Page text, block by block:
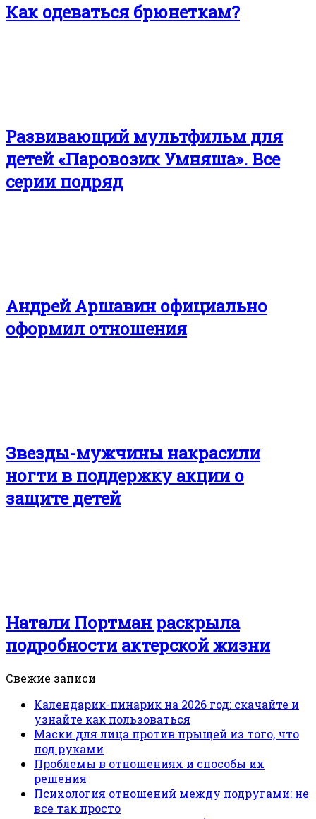
Как одеваться брюнеткам?
Развивающий мультфильм для
детей «Паровозик Умняша». Все
серии подряд
Андрей Аршавин официально
оформил отношения
Звезды-мужчины накрасили
ногти в поддержку акции о
защите детей
Натали Портман раскрыла
подробности актерской жизни
Свежие записи
Календарик-пинарик на 2026 год: скачайте и
узнайте как пользоваться
Маски для лица против прыщей из того, что
под руками
Проблемы в отношениях и способы их
решения
Психология отношений между подругами: не
все так просто